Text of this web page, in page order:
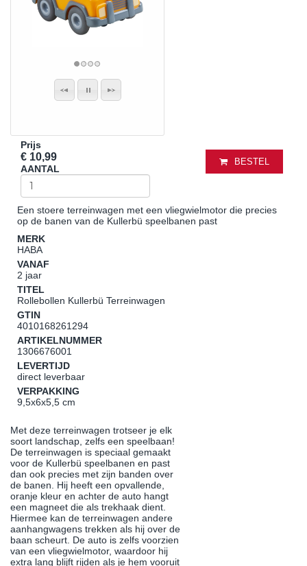
Prijs
€ 10,99
AANTAL
BESTEL
Een stoere terreinwagen met een vliegwielmotor die precies
op de banen van de Kullerbü speelbanen past
MERK
HABA
VANAF
2 jaar
TITEL
Rollebollen Kullerbü Terreinwagen
GTIN
4010168261294
ARTIKELNUMMER
1306676001
LEVERTIJD
direct leverbaar
VERPAKKING
9,5x6x5,5 cm
Met deze terreinwagen trotseer je elk
soort landschap, zelfs een speelbaan!
De terreinwagen is speciaal gemaakt
voor de Kullerbü speelbanen en past
dan ook precies met zijn banden over
de banen. Hij heeft een opvallende,
oranje kleur en achter de auto hangt
een magneet die als trekhaak dient.
Hiermee kan de terreinwagen andere
aanhangwagens trekken als hij over de
baan scheurt. De auto is zelfs voorzien
van een vliegwielmotor, waardoor hij
extra lang blijft rijden als je hem vooruit